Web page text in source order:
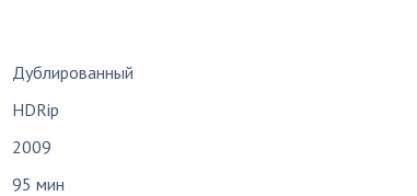
Дублированный
HDRip
2009
95 мин